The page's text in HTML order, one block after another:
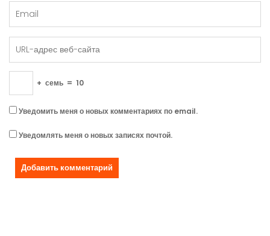
+ семь = 10
Уведомить меня о новых комментариях по email.
Уведомлять меня о новых записях почтой.